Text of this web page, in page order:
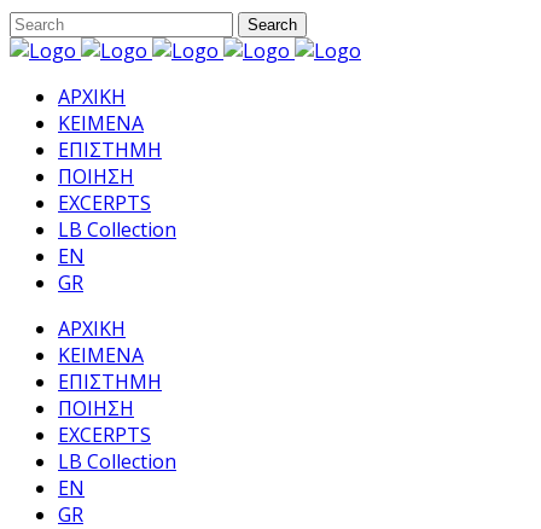
ΑΡΧΙΚΗ
ΚΕΙΜΕΝΑ
ΕΠΙΣΤΗΜΗ
ΠΟΙΗΣΗ
EXCERPTS
LB Collection
EN
GR
ΑΡΧΙΚΗ
ΚΕΙΜΕΝΑ
ΕΠΙΣΤΗΜΗ
ΠΟΙΗΣΗ
EXCERPTS
LB Collection
EN
GR